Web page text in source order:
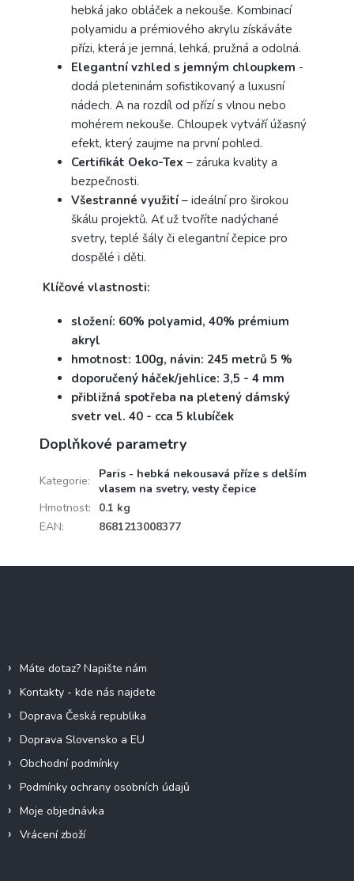
hebká jako obláček a nekouše. Kombinací
polyamidu a prémiového akrylu získáváte
přízi, která je jemná, lehká, pružná a odolná.
Elegantní vzhled s jemným chloupkem -
dodá pleteninám sofistikovaný a luxusní
nádech. A na rozdíl od přízí s vlnou nebo
mohérem nekouše. Chloupek vytváří úžasný
efekt, který zaujme na první pohled.
Certifikát Oeko-Tex – záruka kvality a
bezpečnosti.
Všestranné využití – ideální pro širokou
škálu projektů. Ať už tvoříte nadýchané
svetry, teplé šály či elegantní čepice pro
dospělé i děti.
Klíčové vlastnosti:
složení: 60% polyamid, 40% prémium
akryl
hmotnost: 100g, návin: 245 metrů 5 %
doporučený háček/jehlice: 3,5 - 4 mm
přibližná spotřeba na pletený dámský
svetr vel. 40 - cca 5 klubíček
Doplňkové parametry
Kategorie:
Paris - hebká nekousavá příze s delším
vlasem na svetry, vesty čepice
Hmotnost:
0.1 kg
EAN: 8681213008377
Máte dotaz? Napište nám
Kontakty - kde nás najdete
Doprava Česká republika
Doprava Slovensko a EU
Obchodní podmínky
Podmínky ochrany osobních údajů
Moje objednávka
Vrácení zboží